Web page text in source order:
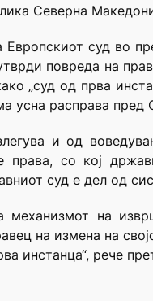
Северна
Европскиот суд во
повреда на
„суд од прва
усна расправа
и од
права, со кој
суд е дел од
механизмот на
на измена на
инстанца“, рече